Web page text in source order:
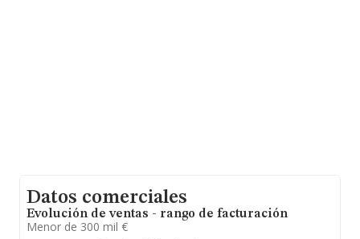
Datos comerciales
Evolución de ventas - rango de facturación
Menor de 300 mil €